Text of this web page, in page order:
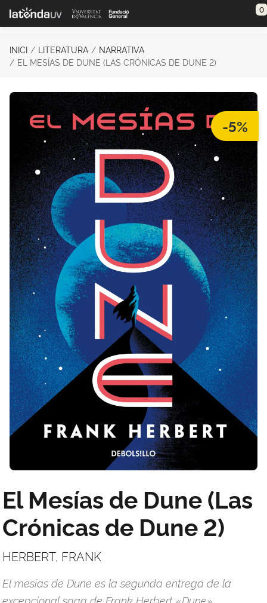
Saltar al contenido principal 0
INICI LITERATURA
NARRATIVA
EL MESÍAS DE DUNE (LAS CRÓNICAS DE DUNE 2)
-5%
El Mesías de Dune (Las
Crónicas de Dune 2)
HERBERT, FRANK
El mesías de Dune es la segunda entrega de la
excepcional saga de Frank Herbert «Dune»,